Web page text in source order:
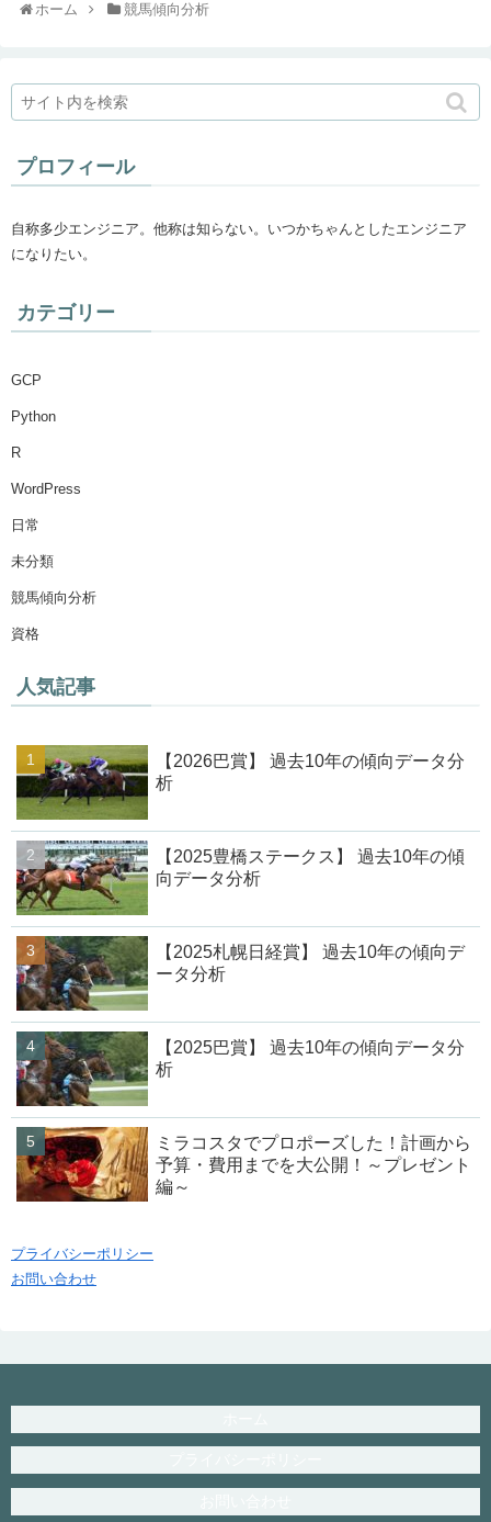
ホーム 競馬傾向分析
プロフィール
自称多少エンジニア。他称は知らない。いつかちゃんとしたエンジニア
になりたい。
カテゴリー
GCP
Python
R
WordPress
日常
未分類
競馬傾向分析
資格
人気記事
【2026巴賞】 過去10年の傾向データ分
析
【2025豊橋ステークス】 過去10年の傾
向データ分析
【2025札幌日経賞】 過去10年の傾向デ
ータ分析
【2025巴賞】 過去10年の傾向データ分
析
ミラコスタでプロポーズした！計画から
予算・費用までを大公開！～プレゼント
編～
プライバシーポリシー
お問い合わせ